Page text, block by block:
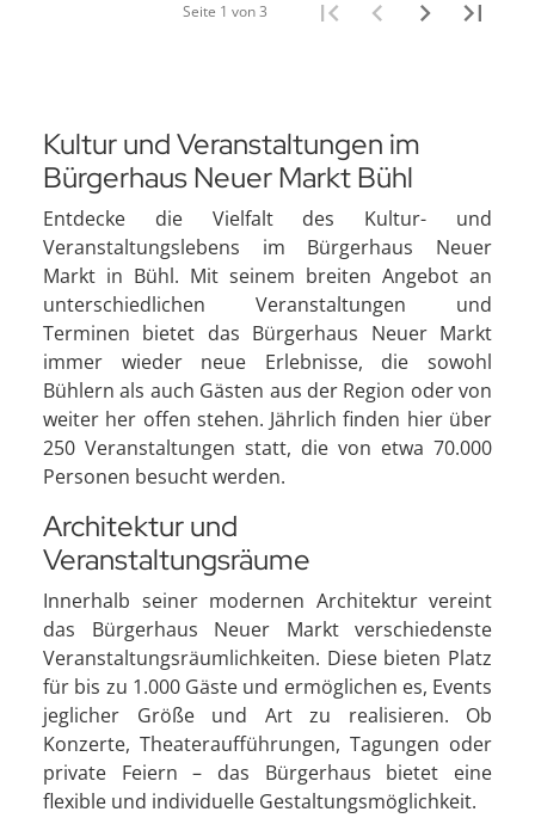
Seite 1 von 3
Kultur und Veranstaltungen im
Bürgerhaus Neuer Markt Bühl
Entdecke die Vielfalt des Kultur- und
Veranstaltungslebens im Bürgerhaus Neuer
Markt in Bühl. Mit seinem breiten Angebot an
unterschiedlichen Veranstaltungen und
Terminen bietet das Bürgerhaus Neuer Markt
immer wieder neue Erlebnisse, die sowohl
Bühlern als auch Gästen aus der Region oder von
weiter her offen stehen. Jährlich finden hier über
250 Veranstaltungen statt, die von etwa 70.000
Personen besucht werden.
Architektur und
Veranstaltungsräume
Innerhalb seiner modernen Architektur vereint
das Bürgerhaus Neuer Markt verschiedenste
Veranstaltungsräumlichkeiten. Diese bieten Platz
für bis zu 1.000 Gäste und ermöglichen es, Events
jeglicher Größe und Art zu realisieren. Ob
Konzerte, Theateraufführungen, Tagungen oder
private Feiern – das Bürgerhaus bietet eine
flexible und individuelle Gestaltungsmöglichkeit.